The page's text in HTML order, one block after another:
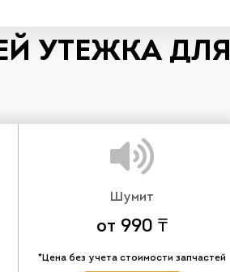
УТЕЖКА ДЛЯ
Шумит
от 990 ₸
*Цена без учета стоимости запчастей